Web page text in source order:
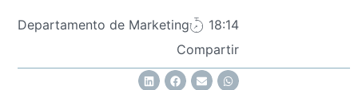
Departamento de Marketing
18:14
Compartir